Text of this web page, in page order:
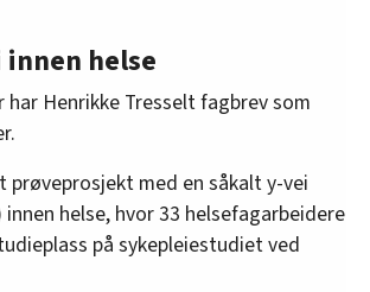
innen helse
har Henrikke Tresselt fagbrev som
prøveprosjekt med en såkalt y-vei
helse, hvor 33 helsefagarbeidere
på sykepleiestudiet ved